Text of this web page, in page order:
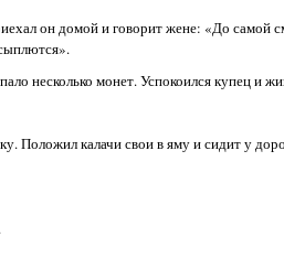
он домой и говорит жене: «До самой
несколько монет. Успокоился купец и
Положил калачи свои в яму и сидит у